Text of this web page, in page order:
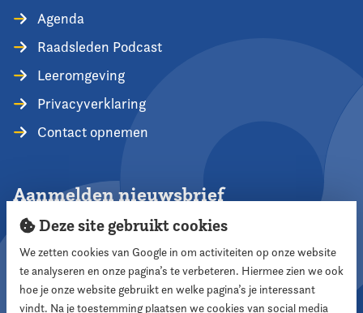
Agenda
Raadsleden Podcast
Leeromgeving
Privacyverklaring
Contact opnemen
Aanmelden nieuwsbrief
Aanmelden
Deze site gebruikt cookies
We zetten cookies van Google in om activiteiten op onze website
te analyseren en onze pagina’s te verbeteren. Hiermee zien we ook
hoe je onze website gebruikt en welke pagina’s je interessant
vindt. Na je toestemming plaatsen we cookies van social media